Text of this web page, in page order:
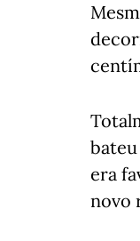
bateu
era
novo